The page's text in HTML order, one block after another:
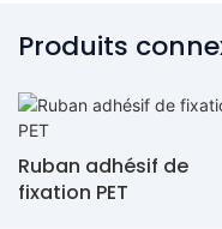
Produits
Ruban adhésif de
fixation PET